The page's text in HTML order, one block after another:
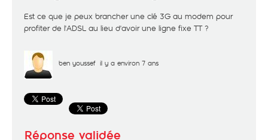
Est ce que je peux brancher une clé 3G au modem pour
profiter de l'ADSL au lieu d'avoir une ligne fixe TT ?
ben youssef il y a environ 7 ans